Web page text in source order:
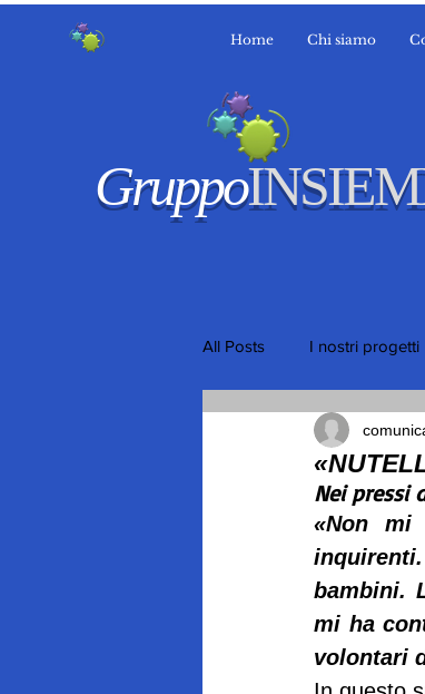
Gruppo
Home Chi siamo
All Posts I nostri progetti
Nei pressi
«Non mi
bambini.
mi ha
volontari